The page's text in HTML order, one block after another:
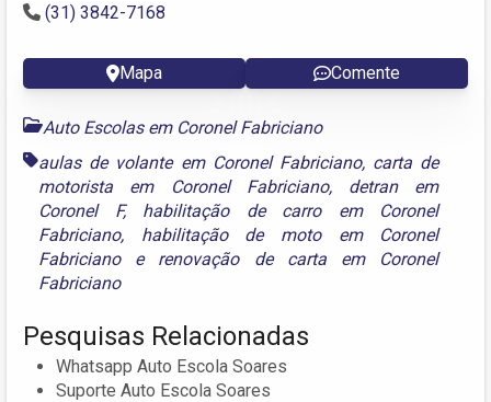
(31) 3842-7168
Mapa Comente
Auto Escolas em Coronel Fabriciano
aulas de volante em Coronel Fabriciano, carta de
motorista em Coronel Fabriciano, detran em
Coronel F, habilitação de carro em Coronel
Fabriciano, habilitação de moto em Coronel
Fabricianoe renovação de carta em Coronel
Fabriciano
Pesquisas Relacionadas
Whatsapp Auto Escola Soares
Suporte Auto Escola Soares